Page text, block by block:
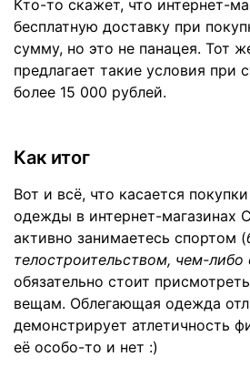
Кто-то скажет, что интернет-
бесплатную доставку при
сумму, но это не панацея. Тот
предлагает такие условия при
более 15 000 рублей.
Как итог
Вот и всё, что касается
одежды в интернет-магазинах
активно занимаетесь спортом (
телостроительством, чем-
обязательно стоит
вещам. Облегающая одежда
демонстрирует атлетичность
её особо-то и нет :)